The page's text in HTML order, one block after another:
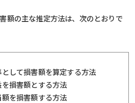
額の主な推定方法は、次のとおりで
して損害額を算定する方法
損害額とする方法
を損害額する方法